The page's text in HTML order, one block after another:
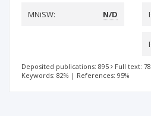
MNiSW:
N/D
Deposited publications: 895 Full text:
Keywords: 82% | References: 95%